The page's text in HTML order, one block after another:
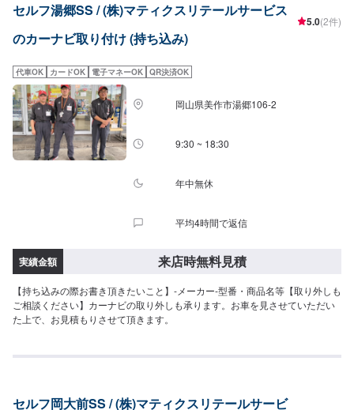
セルフ湯郷SS / (株)マティクスリテールサービス
のカーナビ取り付け (持ち込み)
5.0(2件)
代車OK カードOK 電子マネーOK QR決済OK
岡山県美作市湯郷106-2
9:30 ~ 18:30
年中無休
平均4時間で返信
実績金額 来店時無料見積
【持ち込みの際お書き頂きたいこと】-メーカー-型番・商品名等【取り外しも
ご相談ください】カーナビの取り外しも承ります。お車を見させていただい
た上で、お見積もりさせて頂きます。
セルフ岡大前SS / (株)マティクスリテールサービ